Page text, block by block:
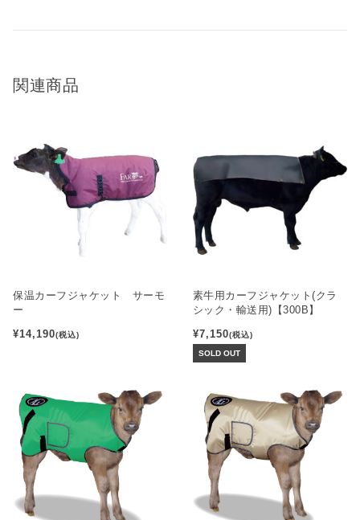
関連商品
保温カーフジャケット サーモ
ー
¥14,190(税込)
素牛用カーフジャケット(クラ
シック・輸送用)【300B】
¥7,150(税込)
SOLD OUT